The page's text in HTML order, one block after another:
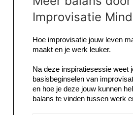
Improvisatie
Hoe improvisatie jouw leven
maakt en je werk leuker.
Na deze inspiratiesessie weet
basisbeginselen van
en hoe je deze jouw kunnen
balans te vinden tussen werk